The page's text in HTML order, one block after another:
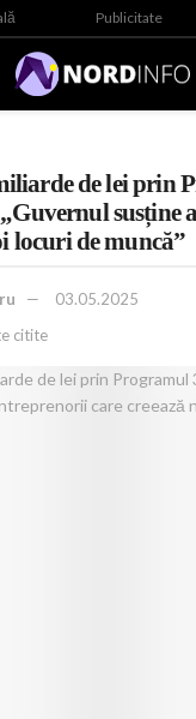
Publicitate
de lei prin
susține
locuri de muncă”
03.05.2025
citite